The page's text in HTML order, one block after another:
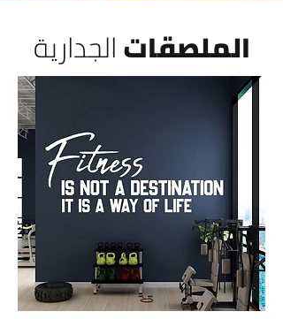
الملصقاتالجدارية